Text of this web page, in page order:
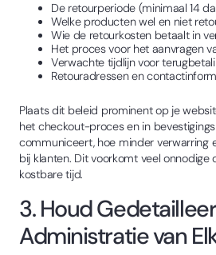
De retourperiode (minimaal 14
Welke producten wel en niet
Wie de retourkosten betaalt in
Het proces voor het aanvragen
Verwachte tijdlijn voor
Retouradressen en
Plaats dit beleid prominent op je
het checkout-proces en in
communiceert, hoe minder verwarring
bij klanten. Dit voorkomt veel
kostbare tijd.
3. Houd
Administratie van